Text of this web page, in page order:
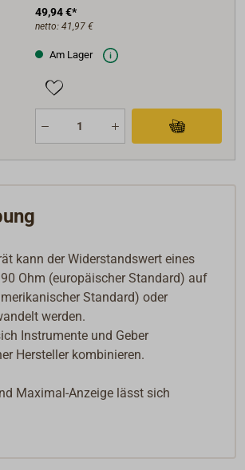
49,94 €*
netto: 41,97 €
Am Lager
kann der Widerstandswert eines
Ohm (europäischer Standard) auf
Standard) oder
werden.
Instrumente und Geber
Hersteller kombinieren.
Maximal-Anzeige lässt sich